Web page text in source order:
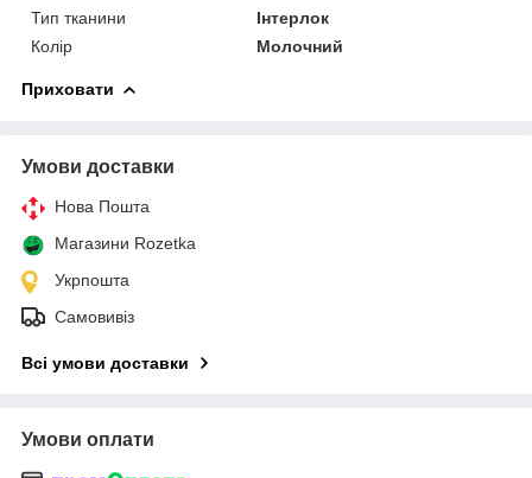
Тип тканини
Інтерлок
Колір
Молочний
Приховати
Умови доставки
Нова Пошта
Магазини Rozetka
Укрпошта
Самовивіз
Всі умови доставки
Умови оплати